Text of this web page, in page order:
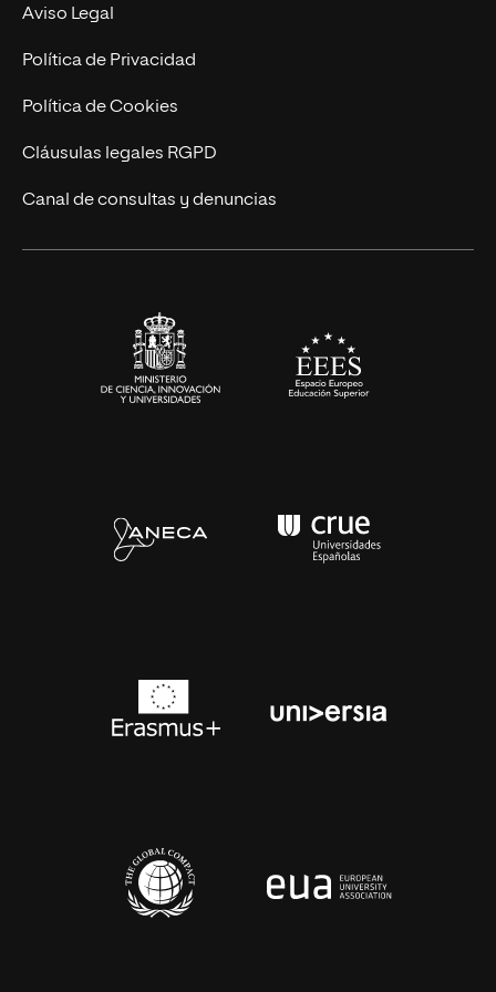
Postgrados
Cursos Universitarios
Nuestro Equipo
Trabaja en UNIR
Actualidad
UNIR Revista
Eventos
Aviso Legal
Política de Privacidad
Política de Cookies
Cláusulas legales RGPD
Canal de consultas y denuncias